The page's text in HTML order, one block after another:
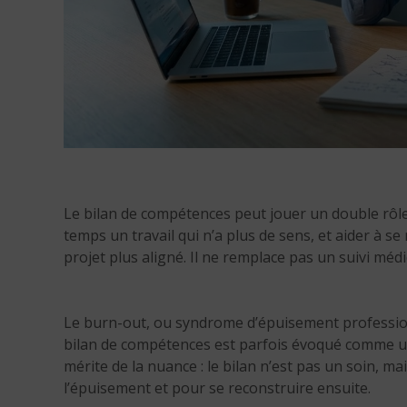
Le bilan de compétences peut jouer un double
temps un travail qui n’a plus de sens, et aider à
projet plus aligné. Il ne remplace pas un suivi
Le burn-out, ou syndrome d’épuisement
bilan de compétences est parfois évoqué
mérite de la nuance : le bilan n’est pas un soin,
l’épuisement et pour se reconstruire ensuite.